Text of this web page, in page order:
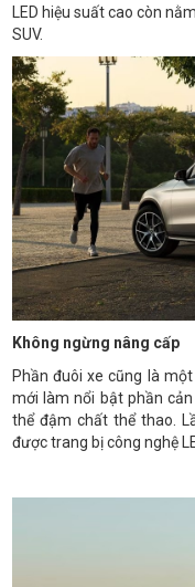
LED hiệu suất cao còn
SUV.
Không ngừng nâng cấp
Phần đuôi xe cũng là
mới làm nổi bật phần
thể đậm chất thể thao.
được trang bị công nghệ